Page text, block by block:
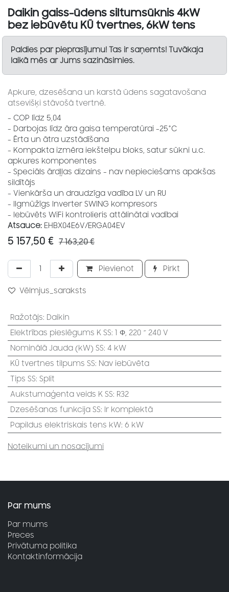
Daikin gaiss-ūdens siltumsūknis 4kW
bez iebūvētu KŪ tvertnes, 6kW tens
Paldies par pieprasījumu! Tas ir saņemts! Tuvākaja
laikā mēs ar Jums sazināsimies.
Apkure, dzesēšana un karstā ūdens sagatavošana
atsevišķi stāvošā tvertnē.
- COP līdz 5,04
- Darbojas līdz āra gaisa temperatūrai -25°C
- Ērta un ātra uzstādīšana
- Kompakta izmēra iekštelpu bloks, satur sūkni u.c.
apkures komponentes
- Speciāls ārdļļas dizains - nav nepieciešams apakšas
sildītājs
- Vienkārša un draudzīga vadība LV un RU
- Ilgmūžīgs Inverter SWING kompresors
- Iebūvēts WiFi kontrolieris attālinātai vadībai
Atsauce: EHBX04E6V/ERGA04EV
5 157,50 € 7 163,20€
Pievienot Pirkt
Vēlmjus_saraksts
Ražotājs: Daikin
Elektrības pieslēgums K SS: 1 Φ, 220 ~ 240 V
Nominālā Jauda (kW) SS: 4 kW
KŪ tvertnes tilpums SS: Nav iebūvēta
Tips SS: Split
Aukstumaģenta veids K SS: R32
Dzesēšanas funkcija SS: Ir komplektā
Papildus elektriskais tens kW: 6 kW
Noteikumi un nosacījumi
Par mums
Par mums
Preces
Privātuma politika
Kontaktinformācija